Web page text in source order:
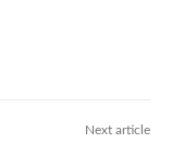
Next article